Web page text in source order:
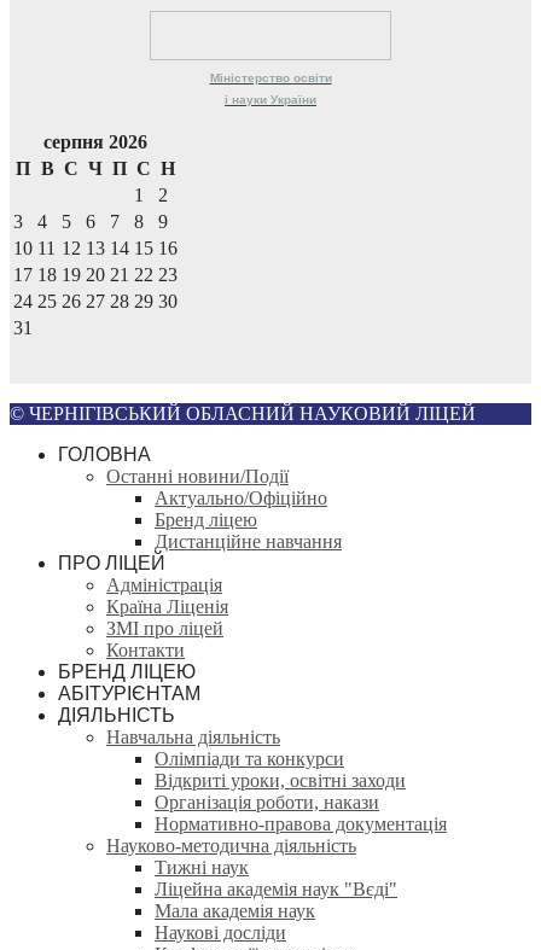
Міністерство освіти
і науки України
серпня 2026
П В С Ч П С Н
1
2
3
4 5 6 7 8
9
10 11 12 13 14 15 16
17 18 19 20 21 22 23
24 25 26 27 28 29 30
31
© ЧЕРНІГІВСЬКИЙ ОБЛАСНИЙ НАУКОВИЙ ЛІЦЕЙ
ГОЛОВНА
Останні новини/Події
Актуально/Офіційно
Бренд ліцею
Дистанційне навчання
ПРО ЛІЦЕЙ
Адміністрація
Країна Ліценія
ЗМІ про ліцей
Контакти
БРЕНД ЛІЦЕЮ
АБІТУРІЄНТАМ
ДІЯЛЬНІСТЬ
Навчальна діяльність
Олімпіади та конкурси
Відкриті уроки, освітні заходи
Організація роботи, накази
Нормативно-правова документація
Науково-методична діяльність
Тижні наук
Ліцейна академія наук "Вєді"
Мала академія наук
Наукові досліди